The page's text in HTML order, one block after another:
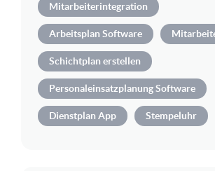
Mitarbeiterintegration
Arbeitsplan Software
Schichtplan erstellen
Personaleinsatzplanung Software
Dienstplan App Stempeluhr